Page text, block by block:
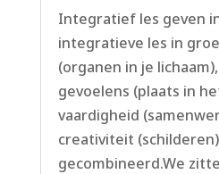
Integratief les geven
integratieve les in
(organen in je
gevoelens (plaats in
vaardigheid
creativiteit
gecombineerd.We